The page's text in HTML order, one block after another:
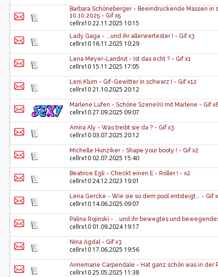
Barbara Schöneberger - Beeindruckende Massen in
10.10.2025 - Gif x5
cellrx1022.11.2025 10:15
Lady Gaga - ...und ihr allerwertester ! - Gif x3
cellrx10 16.11.2025 10:29
Lena Meyer-Landrut - Ist das echt ? - Gif x1
cellrx10 15.11.2025 17:05
Leni Klum - Gif-Gewitter in schwarz ! - Gif x12
cellrx1021.10.2025 20:12
Marlene Lufen - Schöne Szene(n) mit Marlene - Gif
cellrx1027.09.2025 09:07
Amira Aly - Was treibt sie da ? - Gif x3
cellrx10 03.07.2025 20:12
Michelle Hunziker - Shape your booty ! - Gif x2
cellrx10 02.07.2025 15:40
Beatrice Egli - Checkt einen E - Roller ! - x2
cellrx1024.12.2023 19:01
Lena Gercke - Wie sie so dem pool entsteigt... - Gif
cellrx10 14.06.2025 09:07
Palina Rojinski - ...und ihr bewegtes und
cellrx10 01.09.2024 19:17
Nina Agdal - Gif x3
cellrx10 17.06.2025 19:56
Annemarie Carpendale - Hat ganz schön was in der
cellrx1025.05.2025 11:38